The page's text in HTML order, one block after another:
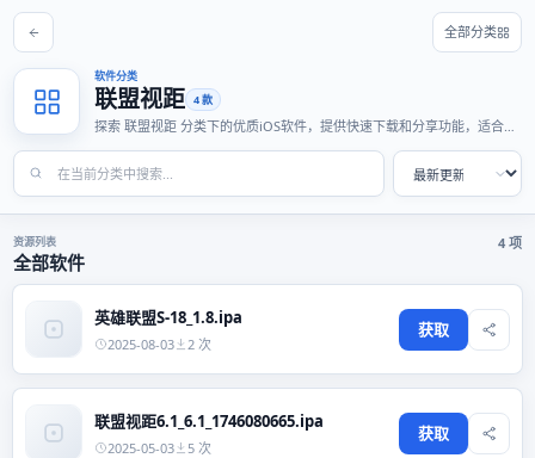
全部分类
软件分类
联盟视距 4 款
探索 联盟视距 分类下的优质iOS软件，提供快速下载和分享功能，适合各
资源列表
全部软件
4 项
英雄联盟S-18_1.8.ipa
2025-08-03 2 次
获取
联盟视距6.1_6.1_1746080665.ipa
2025-05-03 5 次
获取